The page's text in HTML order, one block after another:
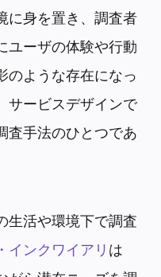
に身を置き、調査者
ユーザの体験や行動
のような存在になっ
サービスデザインで
査手法のひとつであ
生活や環境下で調査
インクワイアリ は